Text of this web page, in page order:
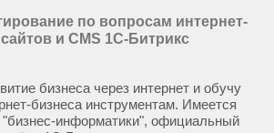
по вопросам интернет-
и CMS 1С-Битрикс
бизнеса через интернет и обучу
бизнеса инструментам. Имеется
"бизнес-информатики", официальный